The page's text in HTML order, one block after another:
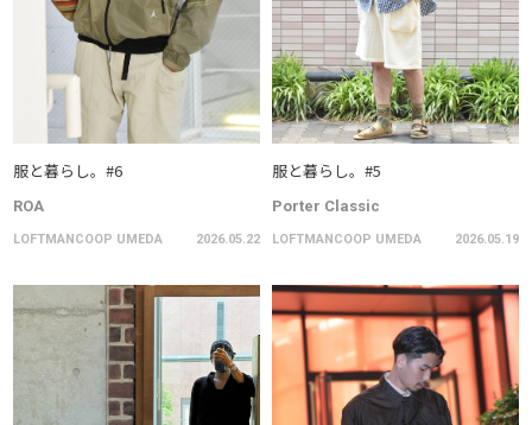
服と暮らし。#6
ROA
LOFTMANCOOP UMEDA 2026.05.22
服と暮らし。#5
Porter Classic
LOFTMANCOOP UMEDA 2026.05.19